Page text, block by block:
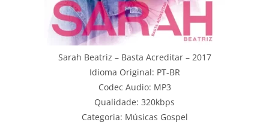
Sarah Beatriz – Basta Acreditar – 2017
Idioma Original: PT-BR
Codec Audio: MP3
Qualidade: 320kbps
Categoria: Músicas Gospel